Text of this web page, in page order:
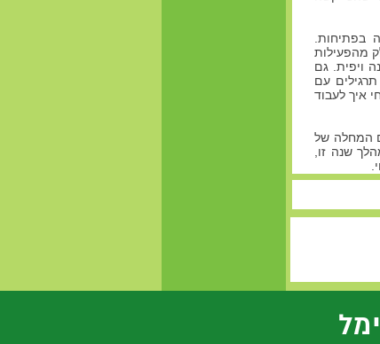
בפתיחות.
מהפעילות
ויפית. גם
עם
איך לעבוד
המחלה של
שנה זו,